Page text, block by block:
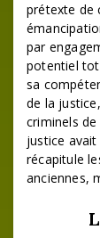
prétexte de
par
potentiel
sa
de la
criminels
justice
récapitule
anciennes,